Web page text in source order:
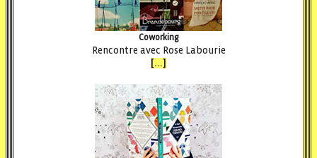
Coworking
Rencontre avec Rose Labourie
[...]